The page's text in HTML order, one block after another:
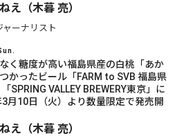
え（木暮 亮）
ャーナリスト
く糖度が高い福島県産の白桃「あか
かったビール「FARM to SVB 福島県
SPRING VALLEY BREWERY東京」に
月10日（火）より数量限定で発売開
え（木暮 亮）